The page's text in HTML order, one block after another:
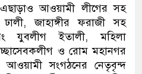
আওয়ামী লীগের সহ
জাহাঙ্গীর ফরাজী সহ
যুবলীগ ইতালী, মহিলা
ও রোম মহানগর
সংগঠনের নেতৃবৃন্দ